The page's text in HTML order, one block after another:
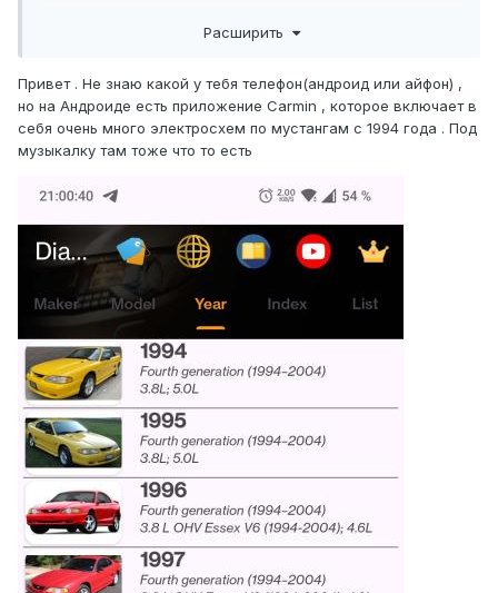
информация по проводам? Благодарю за помощь
нашел.
Расширить
Привет . Не знаю какой у тебя телефон(андроид или айфон) ,
но на Андроиде есть приложение Carmin , которое включает в
себя очень много электросхем по мустангам с 1994 года . Под
музыкалку там тоже что то есть